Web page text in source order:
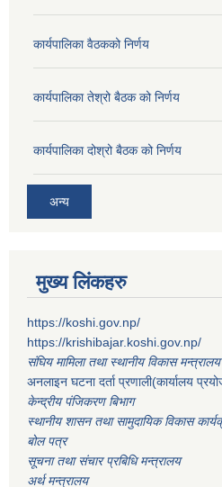
कार्यपालिका वैठकको निर्णय
कार्यपालिका तेश्रो बैठक को निर्णय
कार्यपालिका दोश्रो बैठक को निर्णय
अन्य
मुख्य लिंकहरु
https://koshi.gov.np/
https://krishibajar.koshi.gov.np/
संघिय मामिला तथा स्थानीय विकास मन्त्रालय
अनलाइन घटना दर्ता प्रणाली(कार्यालय
केन्द्रीय पंजिकरण बिभाग
स्थानीय शासन तथा सामुदायिक विकास
बोल पत्र
सूचना तथा संचार प्रबिधि मन्त्रालय
अर्थ मन्त्रालय